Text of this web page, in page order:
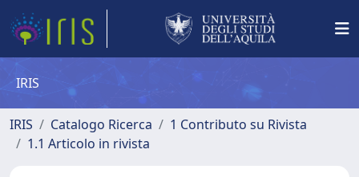
IRIS
IRIS Catalogo Ricerca
1 Contributo su Rivista
1.1 Articolo in rivista